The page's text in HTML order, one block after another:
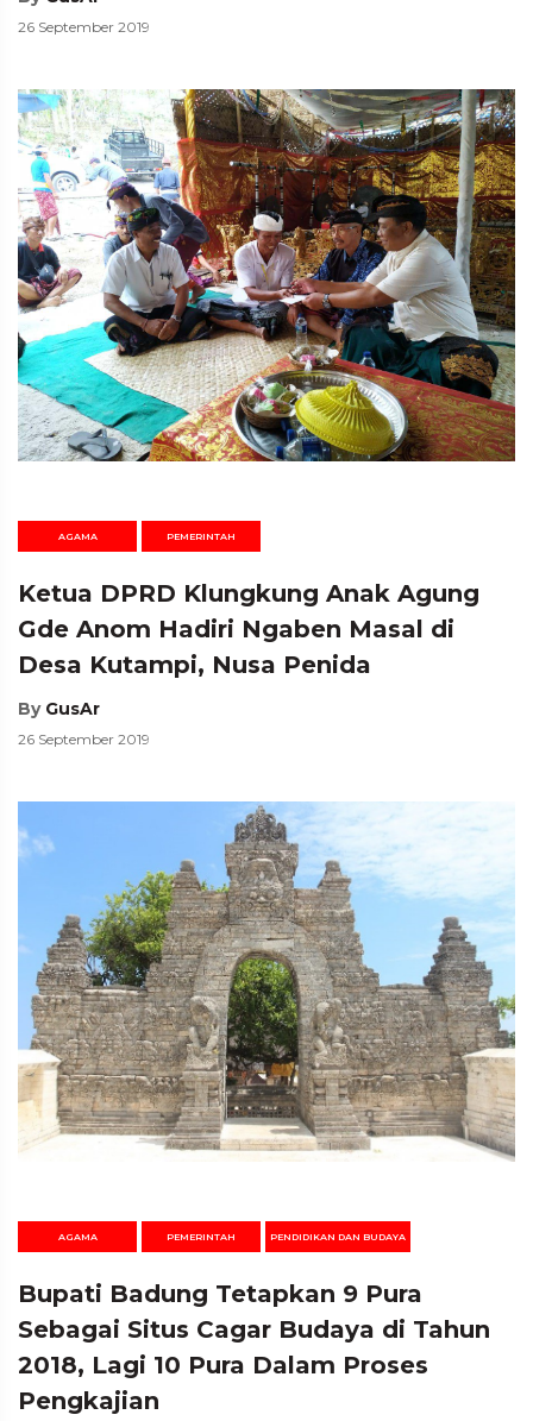
26 September 2019
AGAMA PEMERINTAH
Ketua DPRD Klungkung Anak Agung
Gde Anom Hadiri Ngaben Masal di
Desa Kutampi, Nusa Penida
By GusAr
26 September 2019
AGAMA PEMERINTAH PENDIDIKAN DAN BUDAYA
Bupati Badung Tetapkan 9 Pura
Sebagai Situs Cagar Budaya di Tahun
2018, Lagi 10 Pura Dalam Proses
Pengkajian